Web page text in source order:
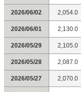
2026/06/02 2,054.0
2026/06/01 2,130.0
2026/05/29 2,105.0
2026/05/28 2,087.0
2026/05/27 2,070.0